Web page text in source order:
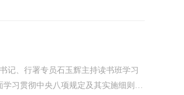
记、行署专员石玉辉主持读书班学习
习贯彻中央八项规定及其实施细则精